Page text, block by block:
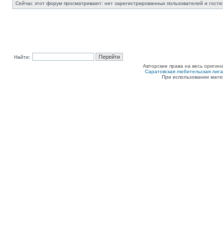
Сейчас этот форум просматривают: нет зарегистрированных пользователей и
Найти:
Авторские права на весь
Саратовская любительская
При использовании